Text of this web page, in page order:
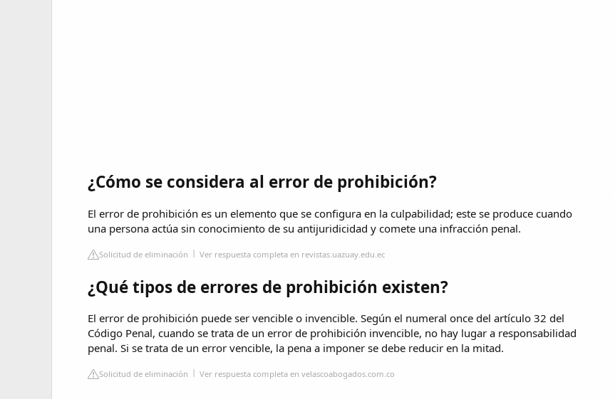
¿Cómo se considera al error de prohibición?
El error de prohibición es un elemento que se configura en la culpabilidad; este se produce cuando
una persona actúa sin conocimiento de su antijuridicidad y comete una infracción penal.
Solicitud de eliminación Ver respuesta completa en revistas.uazuay.edu.ec
¿Qué tipos de errores de prohibición existen?
El error de prohibición puede ser vencible o invencible. Según el numeral once del artículo 32 del
Código Penal, cuando se trata de un error de prohibición invencible, no hay lugar a responsabilidad
penal. Si se trata de un error vencible, la pena a imponer se debe reducir en la mitad.
Solicitud de eliminación Ver respuesta completa en velascoabogados.com.co